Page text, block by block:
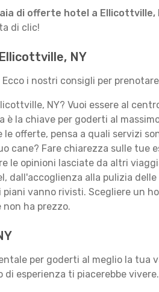
di offerte hotel a Ellicottville,
di clic!
NY
i nostri consigli per
NY? Vuoi essere al
la chiave per goderti al
le offerte, pensa a quali servizi
cane? Fare chiarezza sulle tue
le opinioni lasciate da altri
alla pulizia delle
piani vanno rivisti. Scegliere un
ha prezzo.
per goderti al meglio la tua
esperienza ti piacerebbe vivere.